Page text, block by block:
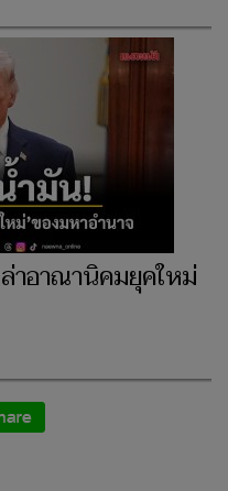
าอาณานิคมยุคใหม่